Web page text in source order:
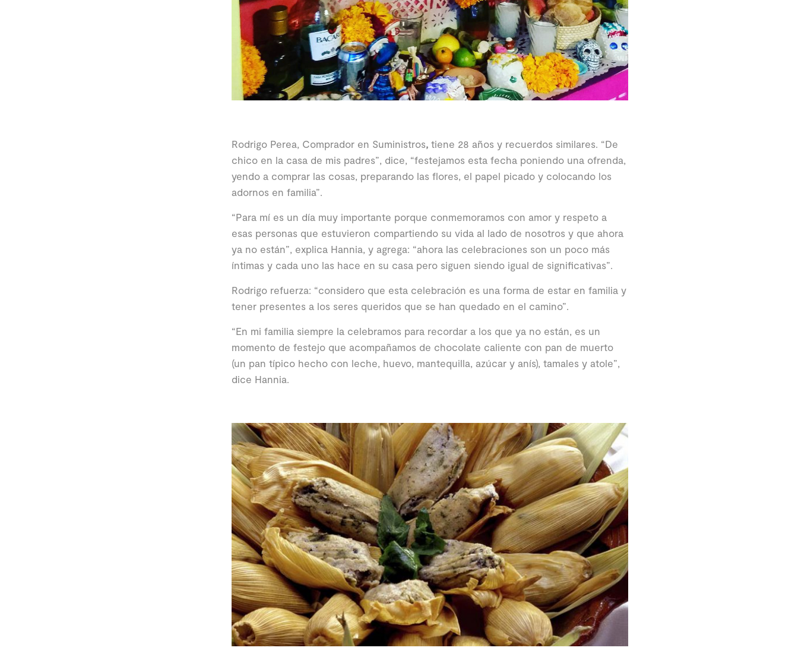
Rodrigo Perea, Comprador en Suministros, tiene 28 años y recuerdos similares. “De
chico en la casa de mis padres”, dice, “festejamos esta fecha poniendo una ofrenda,
yendo a comprar las cosas, preparando las flores, el papel picado y colocando los
adornos en familia”.
“Para mí es un día muy importante porque conmemoramos con amor y respeto a
esas personas que estuvieron compartiendo su vida al lado de nosotros y que ahora
ya no están”, explica Hannia, y agrega: “ahora las celebraciones son un poco más
íntimas y cada uno las hace en su casa pero siguen siendo igual de significativas”.
Rodrigo refuerza: “considero que esta celebración es una forma de estar en familia y
tener presentes a los seres queridos que se han quedado en el camino”.
“En mi familia siempre la celebramos para recordar a los que ya no están, es un
momento de festejo que acompañamos de chocolate caliente con pan de muerto
(un pan típico hecho con leche, huevo, mantequilla, azúcar y anís), tamales y atole”,
dice Hannia.